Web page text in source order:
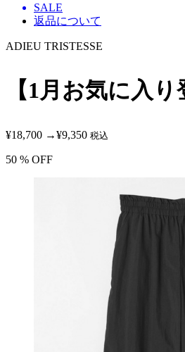
SALE
返品について
ADIEU TRISTESSE
【1月お気に入
¥18,700 →¥9,350 税込
50 % OFF